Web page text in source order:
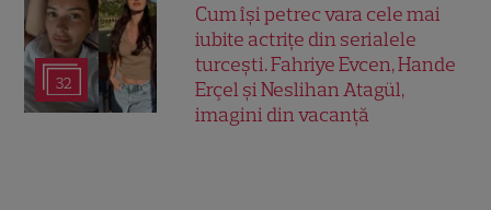
32
Cum își petrec vara cele mai
iubite actrițe din serialele
turcești. Fahriye Evcen, Hande
Erçel și Neslihan Atagül,
imagini din vacanță